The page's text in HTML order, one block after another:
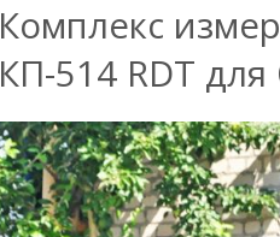
Комплекс
КП-514 RDT